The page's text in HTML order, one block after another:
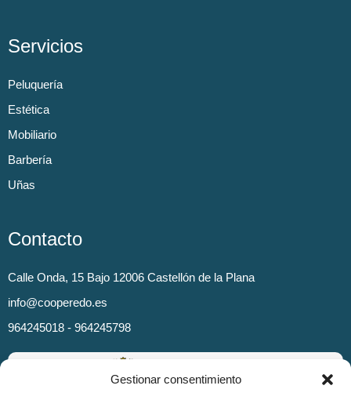
Gestionar consentimiento
Servicios
Peluquería
Estética
Mobiliario
Barbería
Uñas
Contacto
Calle Onda, 15 Bajo 12006 Castellón de la Plana
info@cooperedo.es
964245018 - 964245798